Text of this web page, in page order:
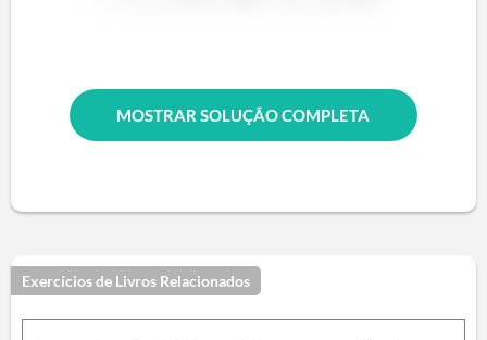
MOSTRAR SOLUÇÃO COMPLETA
Exercícios de Livros Relacionados